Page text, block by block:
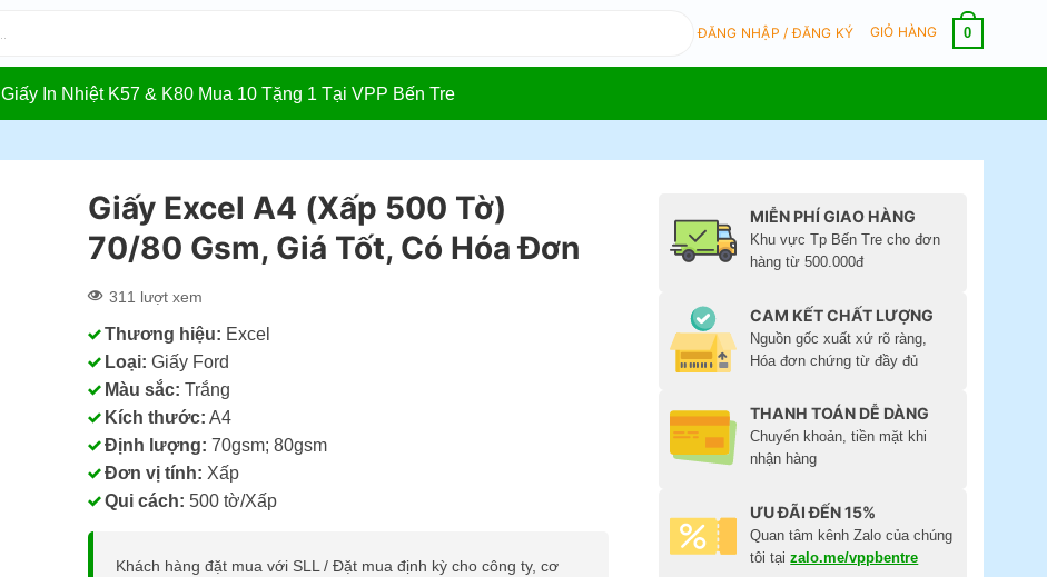
ĐĂNG NHẬP / ĐĂNG KÝ GIỎ HÀNG 0
Giấy In Nhiệt K57 & K80 Mua 10 Tặng 1 Tại VPP Bến Tre
Giấy Excel A4 (Xấp 500 Tờ)
70/80 Gsm, Giá Tốt, Có Hóa Đơn
311 lượt xem
Thương hiệu: Excel
Loại: Giấy Ford
Màu sắc: Trắng
Kích thước: A4
Định lượng: 70gsm; 80gsm
Đơn vị tính: Xấp
Qui cách: 500 tờ/Xấp
Khách hàng đặt mua với SLL / Đặt mua định kỳ cho công ty, cơ
MIỄN PHÍ GIAO HÀNG
Khu vực Tp Bến Tre cho đơn
hàng từ 500.000đ
CAM KẾT CHẤT LƯỢNG
Nguồn gốc xuất xứ rõ ràng,
Hóa đơn chứng từ đầy đủ
THANH TOÁN DỄ DÀNG
Chuyển khoản, tiền mặt khi
nhận hàng
ƯU ĐÃI ĐẾN 15%
Quan tâm kênh Zalo của chúng
tôi tạizalo.me/vppbentre